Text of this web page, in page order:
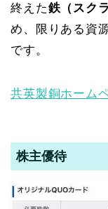
終えた鉄（スク
め、限りある資
です。
共英製銅ホーム
株主優待